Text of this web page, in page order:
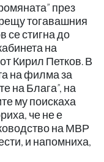
през
тогавашния
стигна до
на
Кирил Петков. В
на филма за
на Блага”, на
му поискаха
че не е
на МВР
и напомниха,